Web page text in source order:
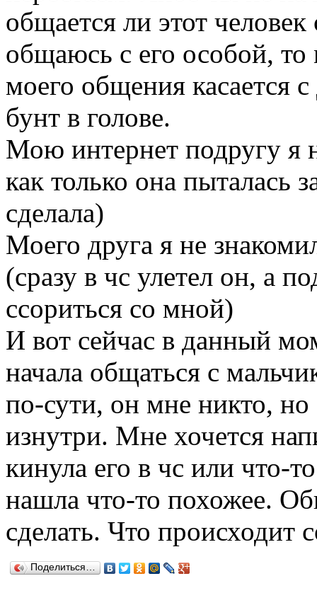
общается ли этот
общаюсь с его особой,
моего общения касается
бунт в голове.
Мою интернет подругу я
как только она пыталась
сделала)
Моего друга я не
(сразу в чс улетел он, а
ссориться со мной)
И вот сейчас в данный
начала общаться с
по-сути, он мне никто,
изнутри. Мне хочется
кинула его в чс или что-
нашла что-то похожее.
сделать. Что происходит
Поделиться…